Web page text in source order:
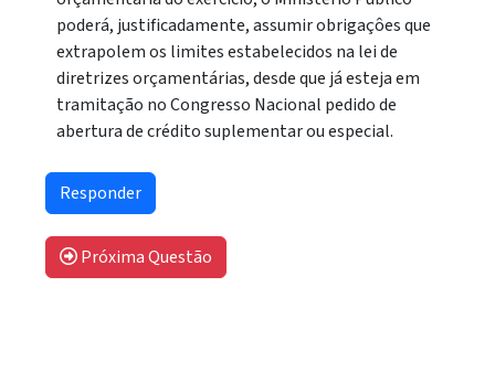
poderá, justificadamente, assumir obrigaçôes que
extrapolem os limites estabelecidos na lei de
diretrizes orçamentárias, desde que já esteja em
tramitação no Congresso Nacional pedido de
abertura de crédito suplementar ou especial.
Próxima Questão